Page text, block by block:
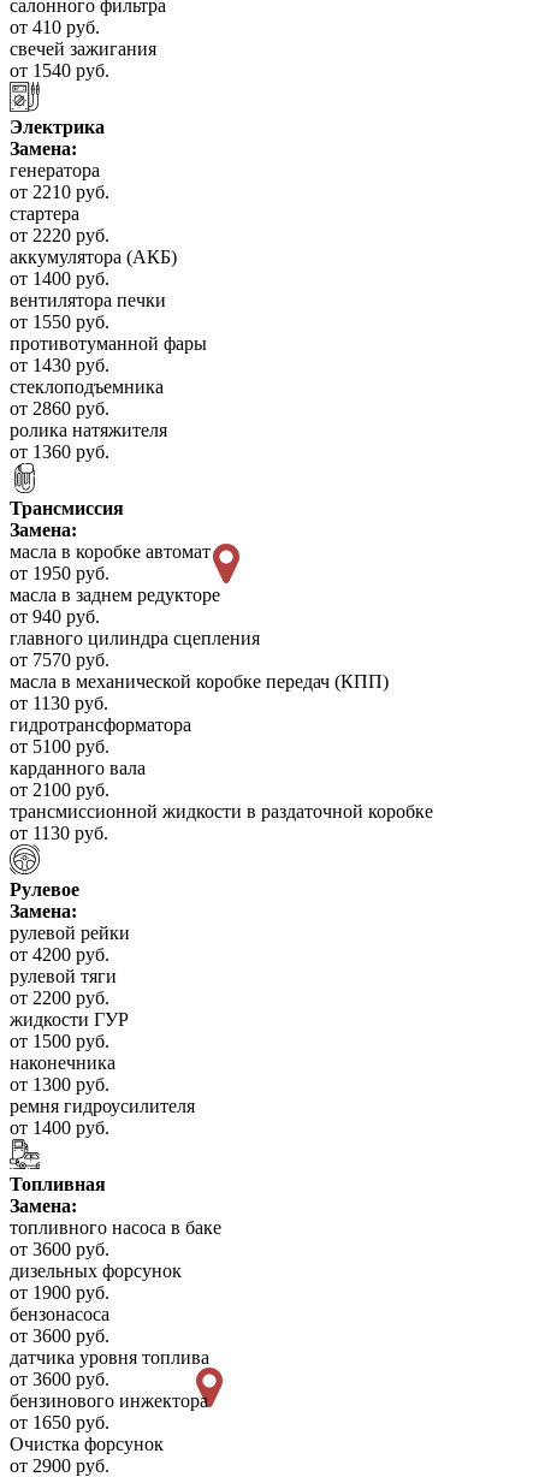
салонного фильтра
от 410 руб.
свечей зажигания
от 1540 руб.
Электрика
Замена:
генератора
от 2210 руб.
стартера
от 2220 руб.
аккумулятора (АКБ)
от 1400 руб.
вентилятора печки
от 1550 руб.
противотуманной фары
от 1430 руб.
стеклоподъемника
от 2860 руб.
ролика натяжителя
от 1360 руб.
Трансмиссия
Замена:
масла в коробке автомат
от 1950 руб.
масла в заднем редукторе
от 940 руб.
главного цилиндра сцепления
от 7570 руб.
масла в механической коробке передач (КПП)
от 1130 руб.
гидротрансформатора
от 5100 руб.
карданного вала
от 2100 руб.
трансмиссионной жидкости в раздаточной коробке
от 1130 руб.
Рулевое
Замена:
рулевой рейки
от 4200 руб.
рулевой тяги
от 2200 руб.
жидкости ГУР
от 1500 руб.
наконечника
от 1300 руб.
ремня гидроусилителя
от 1400 руб.
Топливная
Замена:
топливного насоса в баке
от 3600 руб.
дизельных форсунок
от 1900 руб.
бензонасоса
от 3600 руб.
датчика уровня топлива
от 3600 руб.
бензинового инжектора
от 1650 руб.
Очистка форсунок
от 2900 руб.